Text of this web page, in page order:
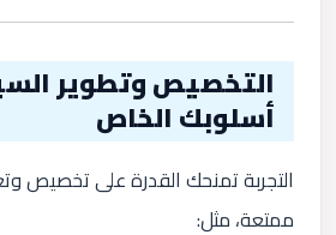
التخصيص وتطوير
أسلوبك الخاص
التجربة تمنحك القدرة على تخصيص
ممتعة، مثل: